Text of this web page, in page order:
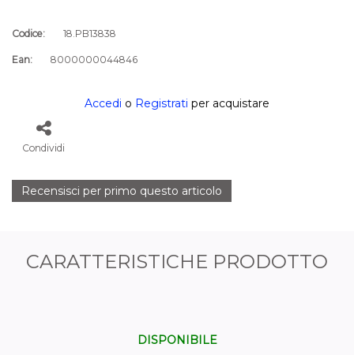
Codice: 18.PB13838
Ean: 8000000044846
Accedi o Registrati per acquistare
Condividi
Recensisci per primo questo articolo
CARATTERISTICHE PRODOTTO
DISPONIBILE